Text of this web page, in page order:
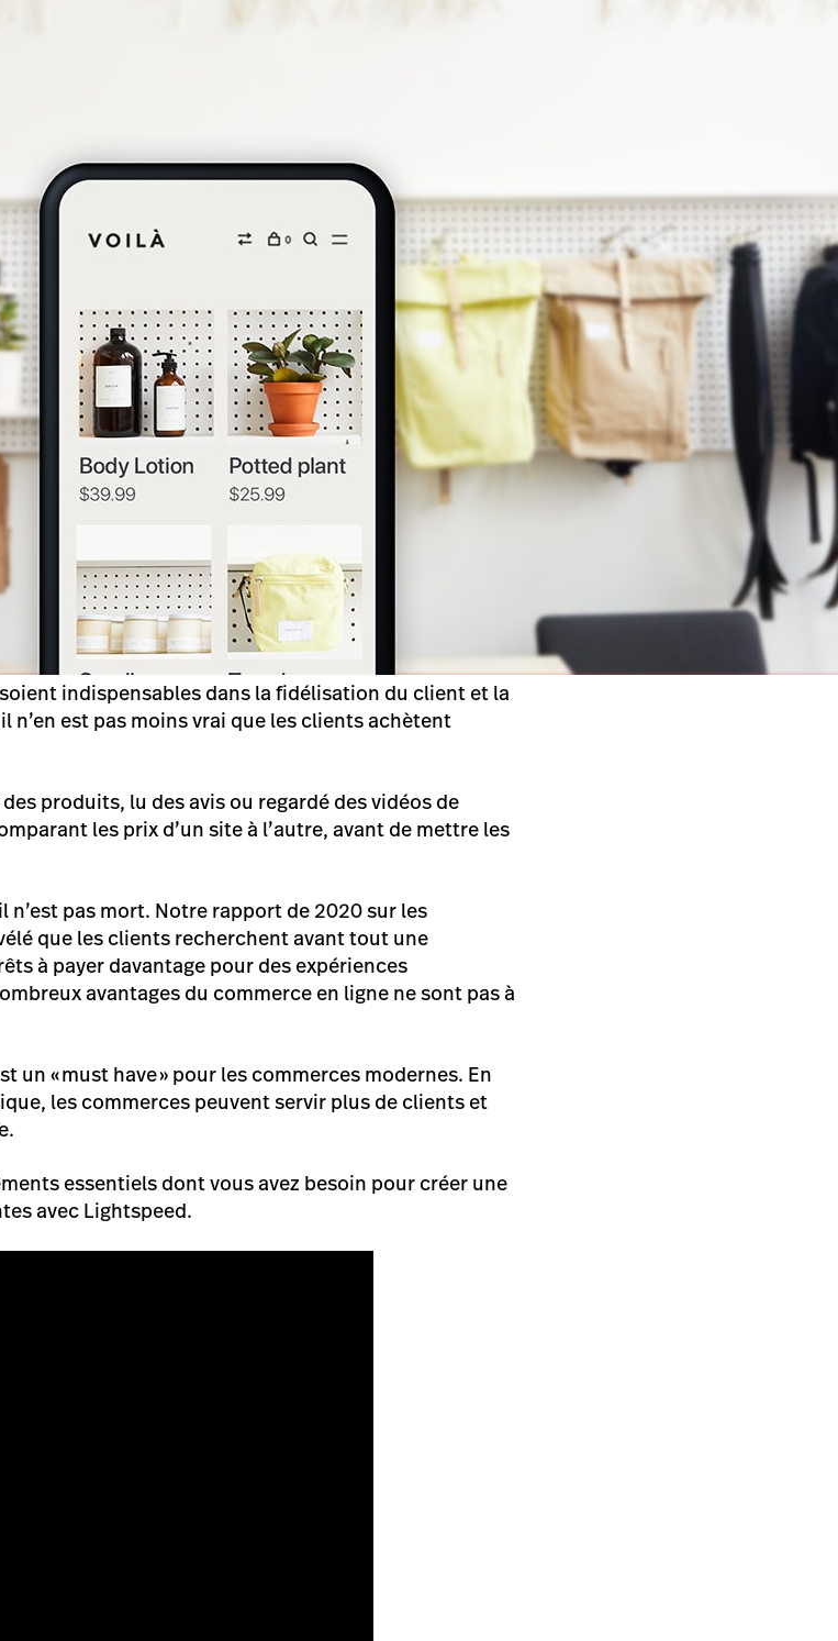
indispensables dans la fidélisation du client et la
n’en est pas moins vrai que les clients achètent
produits, lu des avis ou regardé des vidéos de
les prix d’un site à l’autre, avant de mettre les
pas mort. Notre rapport de 2020 sur les
que les clients recherchent avant tout une
à payer davantage pour des expériences
avantages du commerce en ligne ne sont pas à
un « must have » pour les commerces modernes. En
les commerces peuvent servir plus de clients et
essentiels dont vous avez besoin pour créer une
avec Lightspeed.